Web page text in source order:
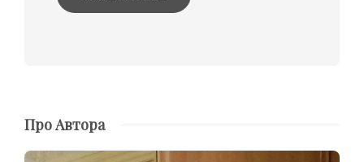
Про Автора